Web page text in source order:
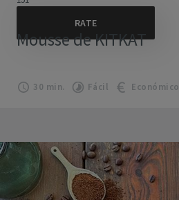
Mousse de KITKAT
30 min. Fácil Económico